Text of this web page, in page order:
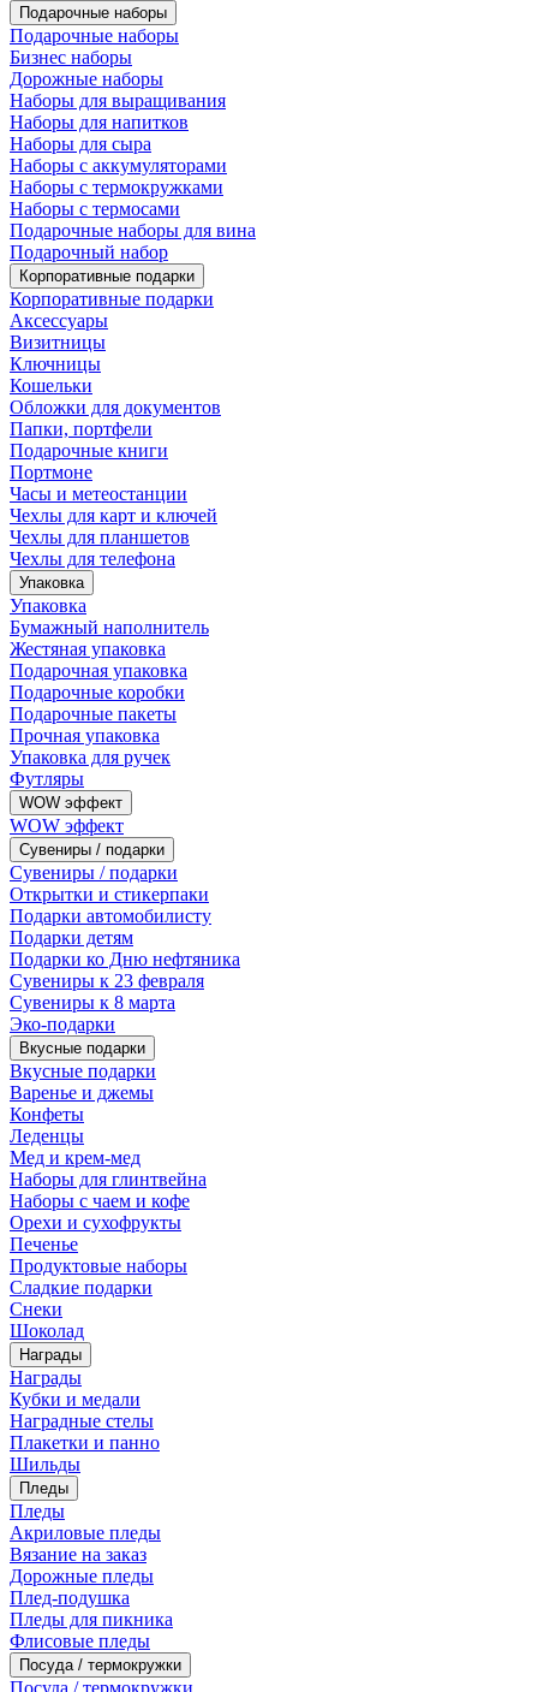
Подарочные наборы
Подарочные наборы
Бизнес наборы
Дорожные наборы
Наборы для выращивания
Наборы для напитков
Наборы для сыра
Наборы с аккумуляторами
Наборы с термокружками
Наборы с термосами
Подарочные наборы для вина
Подарочный набор
Корпоративные подарки
Корпоративные подарки
Аксессуары
Визитницы
Ключницы
Кошельки
Обложки для документов
Папки, портфели
Подарочные книги
Портмоне
Часы и метеостанции
Чехлы для карт и ключей
Чехлы для планшетов
Чехлы для телефона
Упаковка
Упаковка
Бумажный наполнитель
Жестяная упаковка
Подарочная упаковка
Подарочные коробки
Подарочные пакеты
Прочная упаковка
Упаковка для ручек
Футляры
WOW эффект
WOW эффект
Сувениры / подарки
Сувениры / подарки
Открытки и стикерпаки
Подарки автомобилисту
Подарки детям
Подарки ко Дню нефтяника
Сувениры к 23 февраля
Сувениры к 8 марта
Эко-подарки
Вкусные подарки
Вкусные подарки
Варенье и джемы
Конфеты
Леденцы
Мед и крем-мед
Наборы для глинтвейна
Наборы с чаем и кофе
Орехи и сухофрукты
Печенье
Продуктовые наборы
Сладкие подарки
Снеки
Шоколад
Награды
Награды
Кубки и медали
Наградные стелы
Плакетки и панно
Шильды
Пледы
Пледы
Акриловые пледы
Вязание на заказ
Дорожные пледы
Плед-подушка
Пледы для пикника
Флисовые пледы
Посуда / термокружки
Посуда / термокружки